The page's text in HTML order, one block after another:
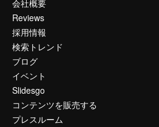
会社概要
Reviews
採用情報
検索トレンド
ブログ
イベント
Slidesgo
コンテンツを販売する
プレスルーム